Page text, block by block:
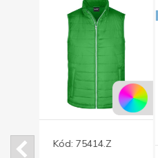
Kód: 75414.Z